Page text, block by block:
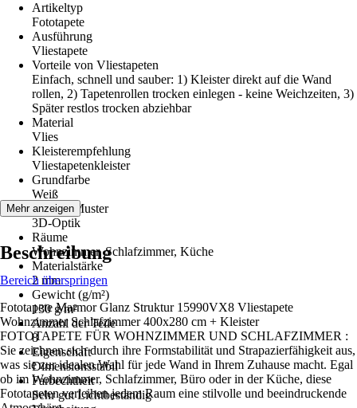
Artikeltyp
Fototapete
Ausführung
Vliestapete
Vorteile von Vliestapeten
Einfach, schnell und sauber: 1) Kleister direkt auf die Wand
rollen, 2) Tapetenrollen trocken einlegen - keine Weichzeiten, 3)
Später restlos trocken abziehbar
Material
Vlies
Kleisterempfehlung
Vliestapetenkleister
Grundfarbe
Weiß
Dekor / Muster
3D-Optik
Räume
Wohnzimmer, Schlafzimmer, Küche
Materialstärke
2 mm
Gewicht (g/m²)
130 g/m²
Anzahl der Teile
8
Eigenschaft
Dimensionsstabil
Farbechtheit
Sehr gut Lichtbeständig
Mehr anzeigen
Beschreibung
Bereich überspringen
Fototapete Marmor Glanz Struktur 15990VX8 Vliestapete
Wohnzimmer Schlafzimmer 400x280 cm + Kleister
FOTOTAPETE FÜR WOHNZIMMER UND SCHLAFZIMMER :
Sie zeichnen sich durch ihre Formstabilität und Strapazierfähigkeit aus,
was sie zur idealen Wahl für jede Wand in Ihrem Zuhause macht. Egal
ob im Wohnzimmer, Schlafzimmer, Büro oder in der Küche, diese
Fototapeten verleihen jedem Raum eine stilvolle und beeindruckende